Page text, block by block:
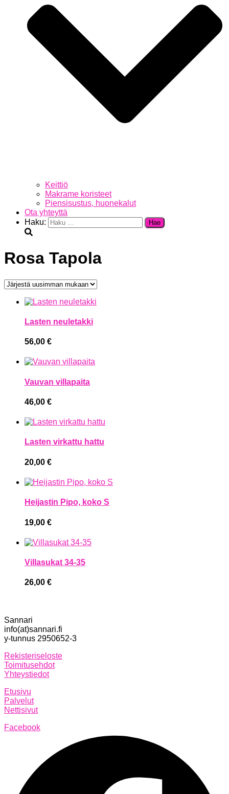
Keittiö
Makrame koristeet
Piensisustus, huonekalut
Ota yhteyttä
Haku:
Rosa Tapola
Lasten neuletakki
56,00 €
Vauvan villapaita
46,00 €
Lasten virkattu hattu
20,00 €
Heijastin Pipo, koko S
19,00 €
Villasukat 34-35
26,00 €
Sannari
info(at)sannari.fi
y-tunnus 2950652-3
Rekisteriseloste
Toimitusehdot
Yhteystiedot
Etusivu
Palvelut
Nettisivut
Facebook